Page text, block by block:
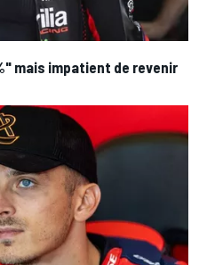
mais impatient de revenir